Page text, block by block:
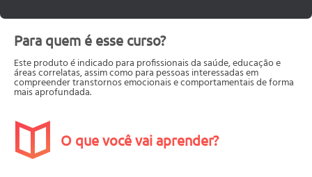
Para quem é esse curso?
Este produto é indicado para profissionais da saúde, educação e
áreas correlatas, assim como para pessoas interessadas em
compreender transtornos emocionais e comportamentais de forma
mais aprofundada.
O que você vai aprender?